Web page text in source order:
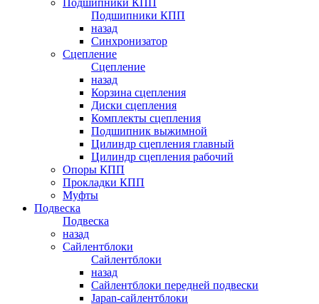
Подшипники КПП
Подшипники КПП
назад
Синхронизатор
Сцепление
Сцепление
назад
Корзина сцепления
Диски сцепления
Комплекты сцепления
Подшипник выжимной
Цилиндр сцепления главный
Цилиндр сцепления рабочий
Опоры КПП
Прокладки КПП
Муфты
Подвеска
Подвеска
назад
Сайлентблоки
Сайлентблоки
назад
Сайлентблоки передней подвески
Japan-сайлентблоки